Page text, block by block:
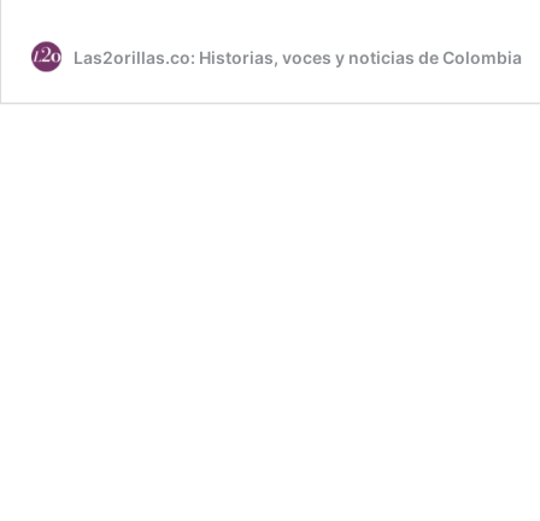
Las2orillas.co: Historias, voces y noticias de Colombia